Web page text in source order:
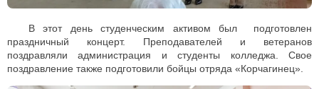
В этот день студенческим активом был подготовлен
праздничный концерт. Преподавателей и ветеранов
поздравляли администрация и студенты колледжа. Свое
поздравление также подготовили бойцы отряда «Корчагинец».